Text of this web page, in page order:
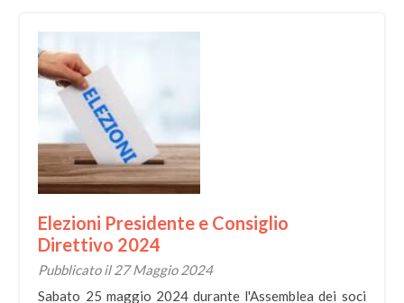
Elezioni Presidente e Consiglio
Direttivo 2024
Pubblicato il 27 Maggio 2024
Sabato 25 maggio 2024 durante l'Assemblea dei soci